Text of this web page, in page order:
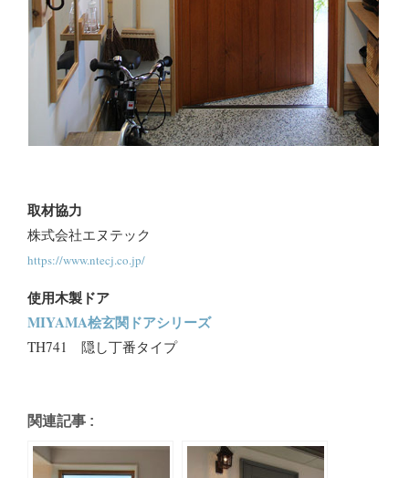
取材協力
株式会社エヌテック
https://www.ntecj.co.jp/
使用木製ドア
MIYAMA桧玄関ドアシリーズ
TH741 隠し丁番タイプ
関連記事 :